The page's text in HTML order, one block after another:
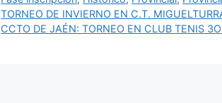
TORNEO DE INVIERNO EN C.T.
CCTO DE JAÉN: TORNEO EN CLUB TENIS